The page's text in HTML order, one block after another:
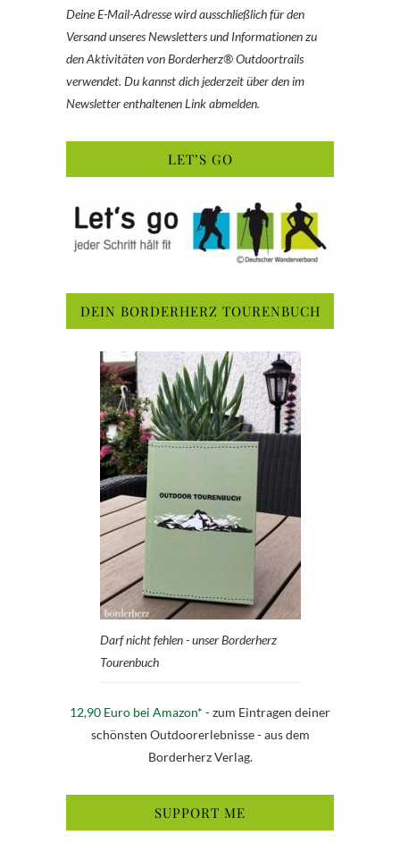
Deine E-Mail-Adresse wird ausschließlich für den
Versand unseres Newsletters und Informationen zu
den Aktivitäten von Borderherz® Outdoortrails
verwendet. Du kannst dich jederzeit über den im
Newsletter enthaltenen Link abmelden.
LET’S GO
DEIN BORDERHERZ TOURENBUCH
Darf nicht fehlen - unser Borderherz
Tourenbuch
12,90 Euro bei Amazon* - zum Eintragen deiner
schönsten Outdoorerlebnisse - aus dem
Borderherz Verlag.
SUPPORT ME